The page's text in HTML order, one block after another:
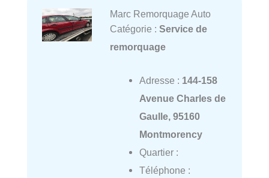
Marc Remorquage Auto
Catégorie : Service de
remorquage
Adresse : 144-158
Avenue Charles de
Gaulle, 95160
Montmorency
Quartier :
Téléphone :